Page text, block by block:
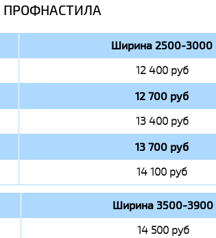
Ширина 2500-3000
12 400 руб
12 700 руб
13 400 руб
13 700 руб
14 100 руб
Ширина 3500-3900
14 500 руб